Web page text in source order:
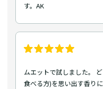
す。AK
ムエットで試しました。
食べる方)を思い出す香り